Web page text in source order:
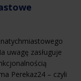
uwagę zasługuje
Perekaz24 – czyli